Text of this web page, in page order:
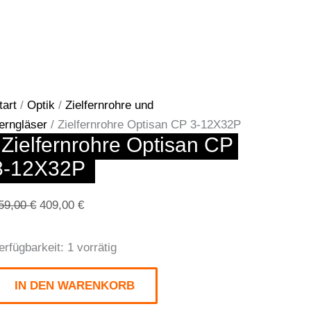
/Optik /Zielfernrohre und
/ Zielfernrohre Optisan CP 3-12X32P
Zielfernrohre Optisan CP
12X32P
€ Ursprünglicher
war:
409,00€Aktueller
ist:
1 vorrätig
IN DEN WARENKORB